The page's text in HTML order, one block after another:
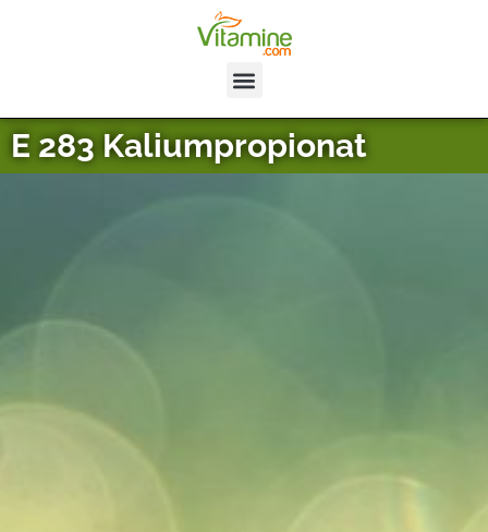
E 283 Kaliumpropionat